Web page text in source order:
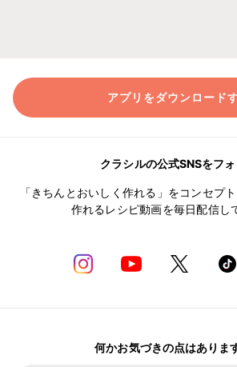
アプリをダウンロード
クラシルの公式SNSをフ
「きちんとおいしく作れる」をコンセプ
作れるレシピ動画を毎日配信し
何かお気づきの点はありま